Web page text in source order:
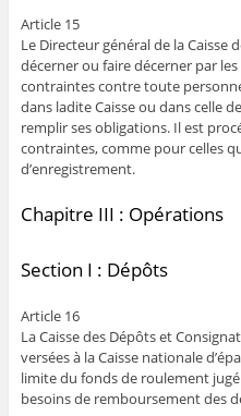
Article 15
Le Directeur général de la
décerner ou faire décerner par les
contraintes contre toute
dans ladite Caisse ou dans celle
remplir ses obligations. Il est
contraintes, comme pour celles
d’enregistrement.
Chapitre III : Opérations
Section I : Dépôts
Article 16
La Caisse des Dépôts et
versées à la Caisse nationale
limite du fonds de roulement
besoins de remboursement des